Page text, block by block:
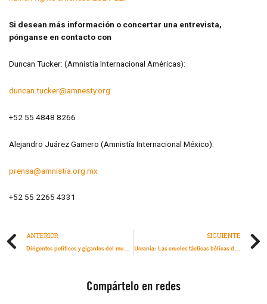
Si desean más información o concertar una entrevista,
pónganse en contacto con
Duncan Tucker: (Amnistía Internacional Américas):
duncan.tucker@amnesty.org
+52 55 4848 8266
Alejandro Juárez Gamero (Amnistía Internacional México):
prensa@amnistía.org.mx
+52 55 2265 4331
ANTERIOR
Dirigentes políticos y gigantes del mundo empresarial anteponen los beneficios y el poder a las personas, traicionando sus promesas de una recuperación justa de la pandemia
SIGUIENTE
Ucrania: Las crueles tácticas bélicas de asedio utilizadas por Rusia provocan homicidios ilegítimos de civiles. Nuevos testimonios e investigación
Compártelo en redes